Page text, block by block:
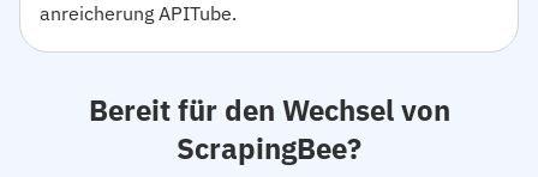
anreicherung APITube.
Bereit für den Wechsel von
ScrapingBee?